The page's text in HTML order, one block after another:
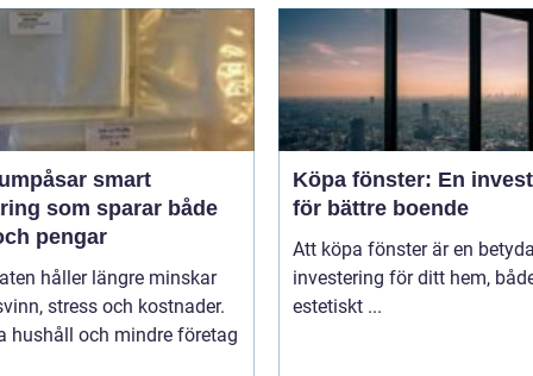
smart
som sparar både
pengar
håller längre minskar
stress och kostnader.
hushåll och mindre företag
Köpa fönster: En
för bättre boende
Att köpa fönster är en
investering för ditt hem,
estetiskt ...